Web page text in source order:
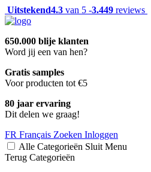
Uitstekend4.3 van 5 -3.449 reviews
650.000 blije klanten
Word jij een van hen?
Gratis samples
Voor producten tot €5
80 jaar ervaring
Dit delen we graag!
FR Français Zoeken Inloggen
Alle Categorieën Sluit Menu
Terug Categorieën